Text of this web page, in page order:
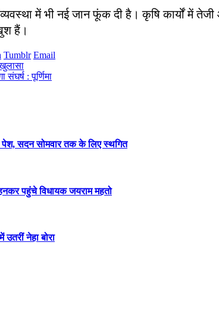
में भी नई जान फूंक दी है। कृषि कार्यों में
हैं।
Tumblr Email
: पूर्णिमा
सदन सोमवार तक के लिए स्थगित
पहुंचे विधायक जयराम महतो
नेहा बोरा